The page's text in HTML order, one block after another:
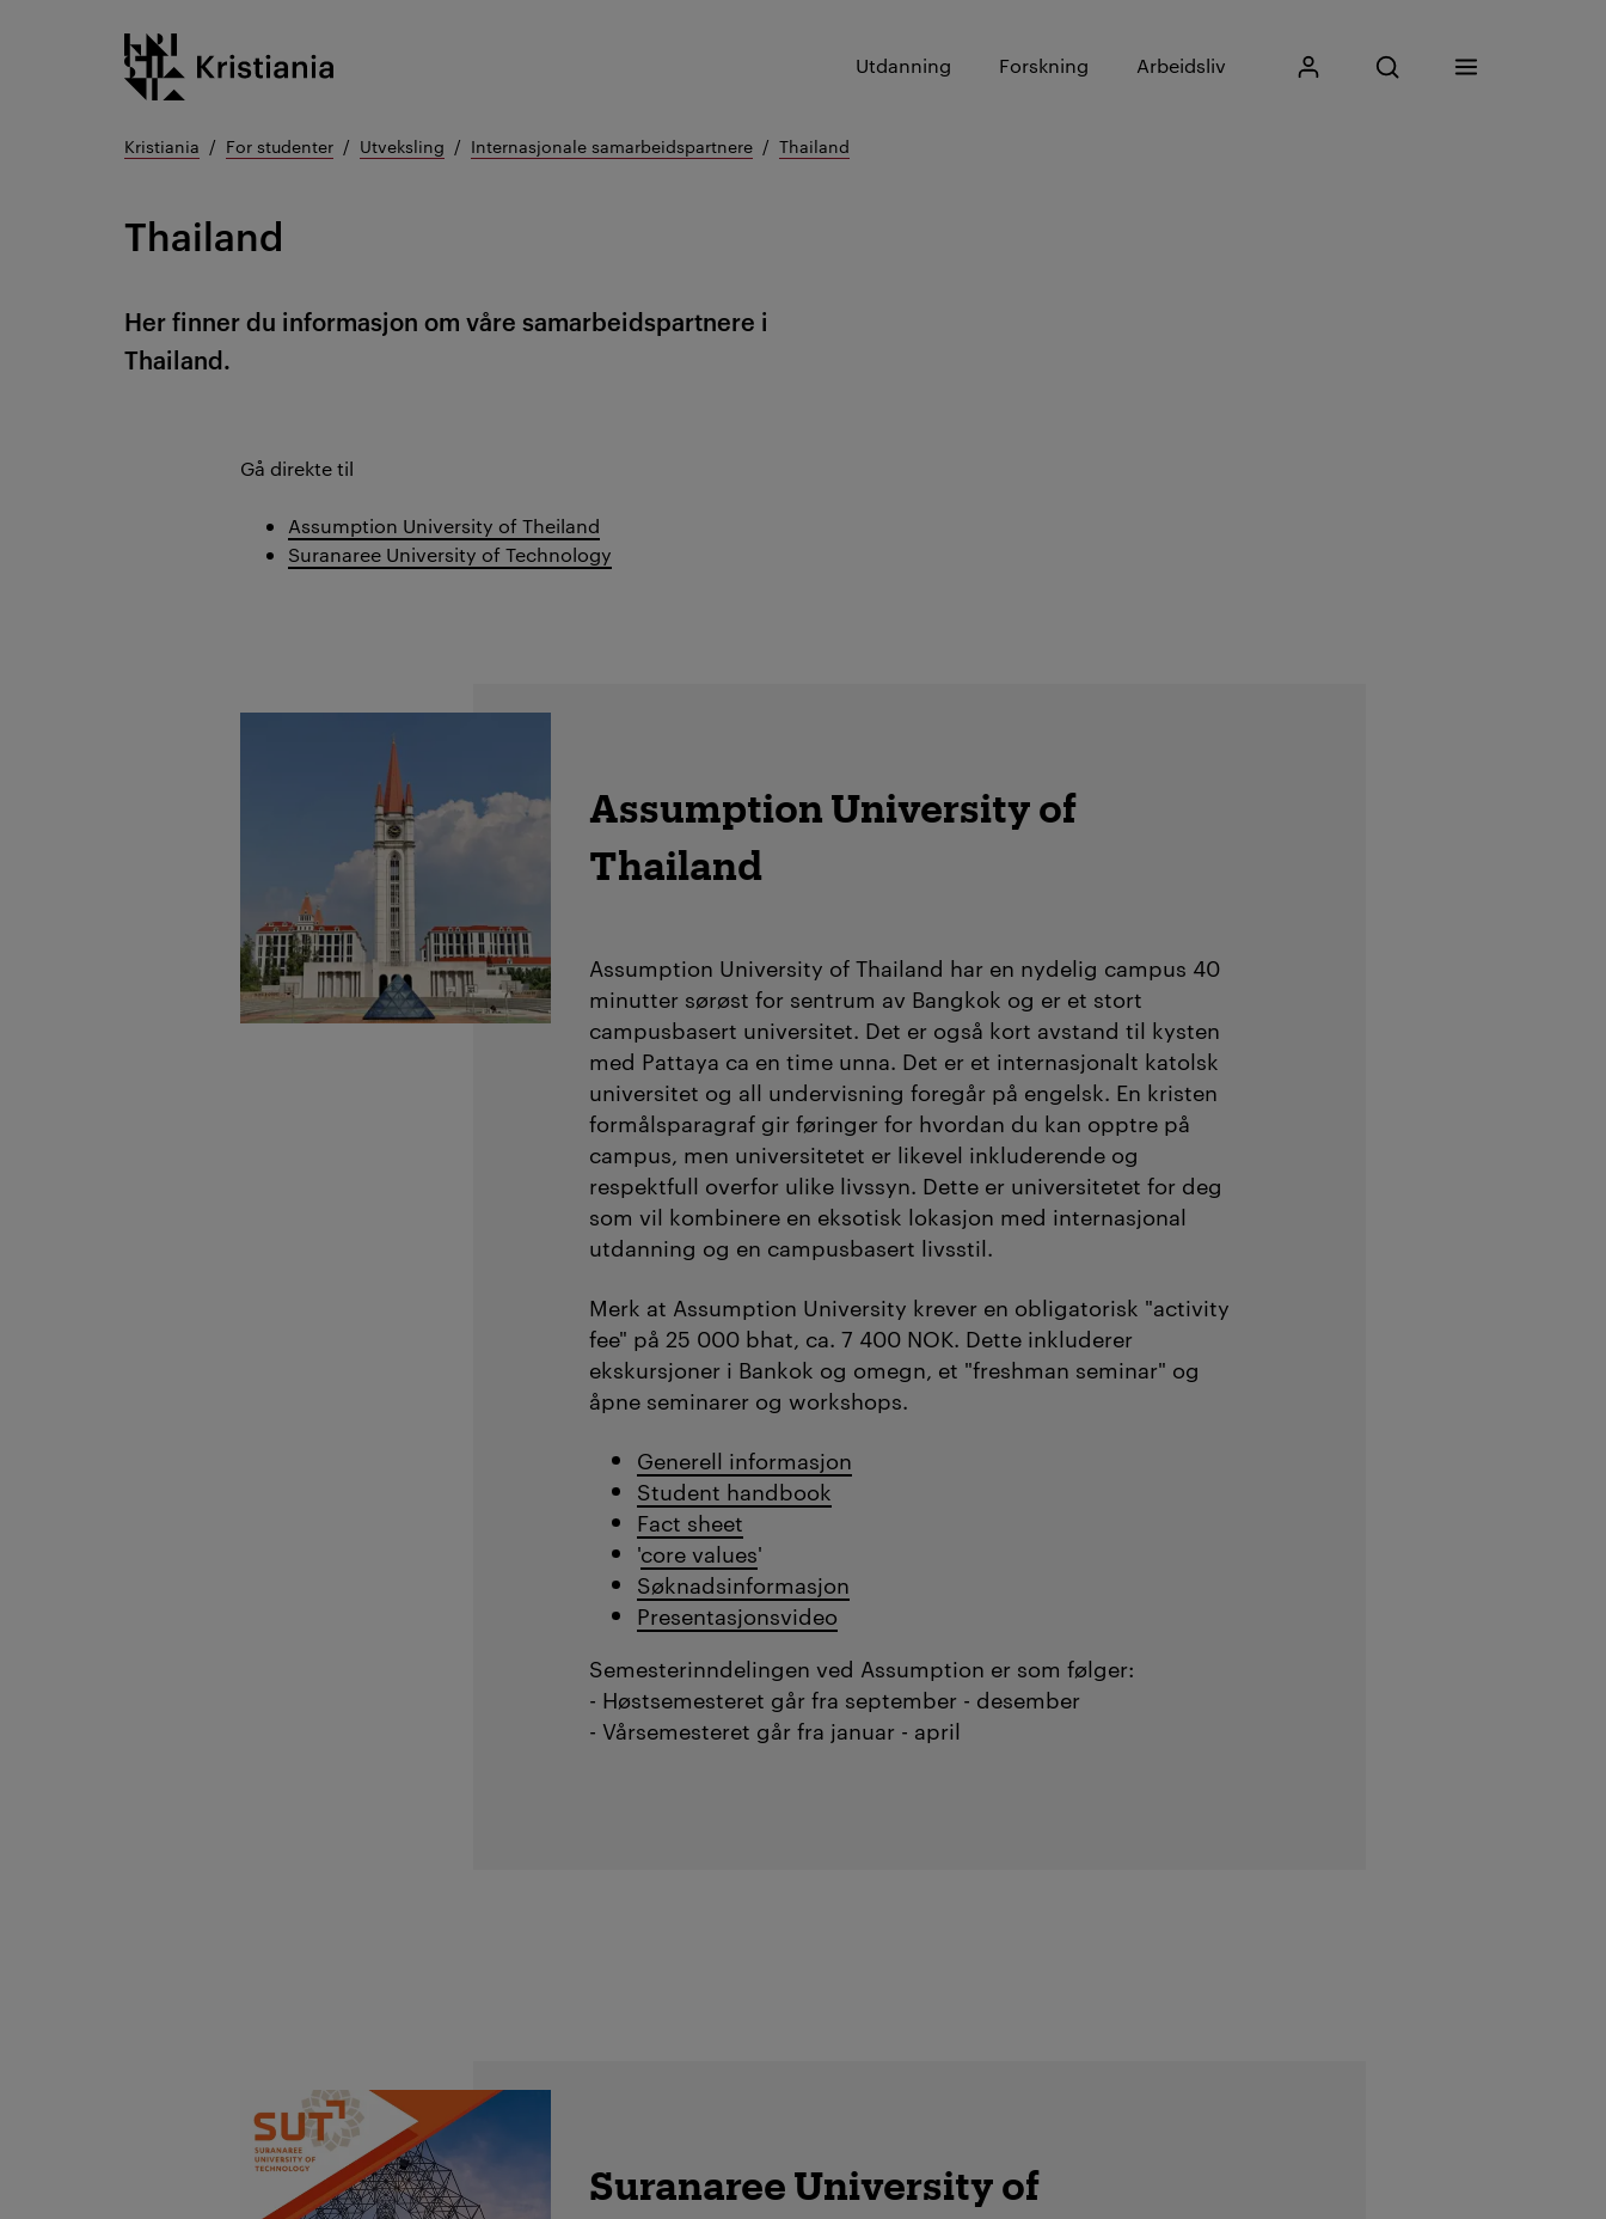
Kristiania logo
Utdanning Forskning Arbeidsliv Mitt KristianiaÅpne søk
Skriv inn søkefrase
Søk
Meny
Kristiania For studenter Utveksling Internasjonale samarbeidspartnere Thailand
Thailand
Her finner du informasjon om våre samarbeidspartnere i
Thailand.
Gå direkte til
Assumption University of Theiland
Suranaree University of Technology
Assumption University of
Thailand
Assumption University of Thailand har en nydelig campus 40
minutter sørøst for sentrum av Bangkok og er et stort
campusbasert universitet. Det er også kort avstand til kysten
med Pattaya ca en time unna. Det er et internasjonalt katolsk
universitet og all undervisning foregår på engelsk. En kristen
formålsparagraf gir føringer for hvordan du kan opptre på
campus, men universitetet er likevel inkluderende og
respektfull overfor ulike livssyn. Dette er universitetet for deg
som vil kombinere en eksotisk lokasjon med internasjonal
utdanning og en campusbasert livsstil.
Merk at Assumption University krever en obligatorisk "activity
fee" på 25 000 bhat, ca. 7 400 NOK. Dette inkluderer
ekskursjoner i Bankok og omegn, et "freshman seminar" og
åpne seminarer og workshops.
Generell informasjon
Student handbook
Fact sheet
'core values'
Søknadsinformasjon
Presentasjonsvideo
Semesterinndelingen ved Assumption er som følger:
- Høstsemesteret går fra september - desember
- Vårsemesteret går fra januar - april
Suranaree University of